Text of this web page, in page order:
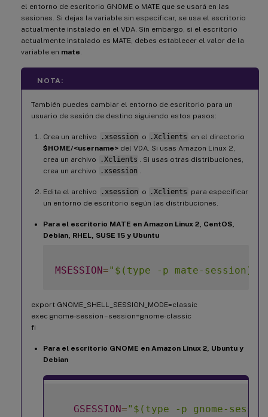
el entorno de escritorio GNOME o MATE que se usará en las
sesiones. Si dejas la variable sin especificar, se usa el escritorio
actualmente instalado en el VDA. Sin embargo, si el escritorio
actualmente instalado es MATE, debes establecer el valor de la
variable en mate
NOTA:
También puedes cambiar el entorno de escritorio para un
usuario de sesión de destino siguiendo estos pasos:
Crea un archivo .xsession o .Xclients en el directorio
$HOME/<username> del VDA. Si usas Amazon Linux 2,
crea un archivo
.Xclients
. Si usas otras distribuciones,
crea un archivo
.xsession
Edita el archivo .xsession o .Xclients para especificar
un entorno de escritorio según las distribuciones.
Para el escritorio MATE en Amazon Linux 2, CentOS,
Debian, RHEL, SUSE 15 y Ubuntu
MSESSION="$(type -p mate-session)"
export GNOME_SHELL_SESSION_MODE=classic
exec gnome-session –session=gnome-classic
fi
Para el escritorio GNOME en Amazon Linux 2, Ubuntu y
Debian
GSESSION="$(type -p gnome-